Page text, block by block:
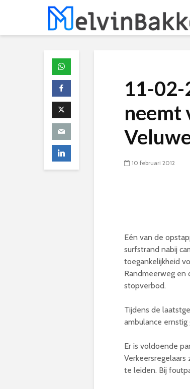
11-02-
neemt
10 februari 2012
Eén van de
surfstrand nabij
toegankelijkheid
Randmeerweg en
stopverbod.
Tijdens de
ambulance
Er is voldoende
te leiden. Bij